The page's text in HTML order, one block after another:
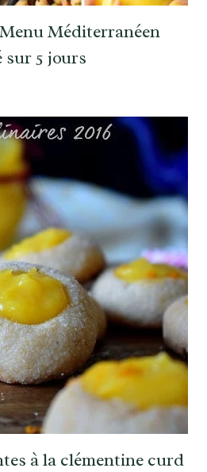
Méditerranéen
sur 5 jours
à la clémentine curd